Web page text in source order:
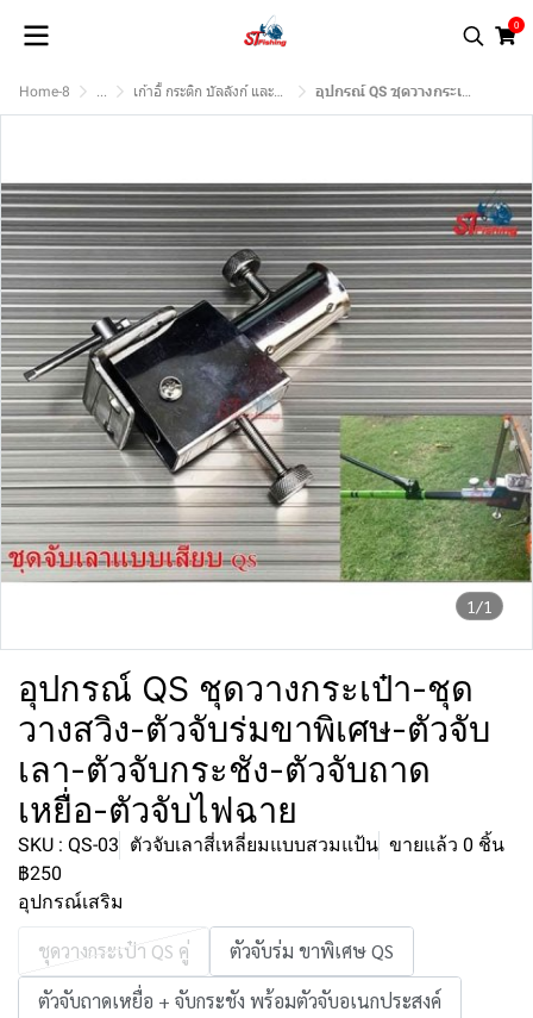
0
Home-8 ... เก้าอี้ กระติก บัลลังก์ และอุปกรณ์. อุปกรณ์ QS ชุดวางกระเป๋า-ชุดวางสวิง-ตัวจับร่มขาพิเศษ-ตัวจับเลา-ตัวจับกระชัง-ตัวจับถาดเหยื่อ-ตัวจับไฟฉาย
1/1
อุปกรณ์ QS ชุดวางกระเป๋า-ชุด
วางสวิง-ตัวจับร่มขาพิเศษ-ตัวจับ
เลา-ตัวจับกระชัง-ตัวจับถาด
เหยื่อ-ตัวจับไฟฉาย
SKU : QS-03 ตัวจับเลาสี่เหลี่ยมแบบสวมแป้น ขายแล้ว 0 ชิ้น
฿250
อุปกรณ์เสริม
ชุดวางกระเป๋า QS คู่
ตัวจับร่ม ขาพิเศษ QS
ตัวจับถาดเหยื่อ + จับกระชัง พร้อมตัวจับอเนกประสงค์